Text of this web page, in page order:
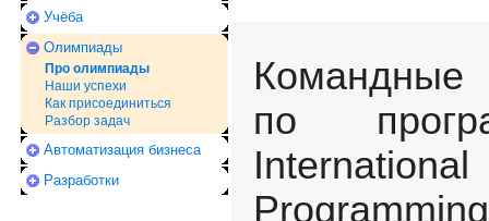
Учёба
Олимпиады
Про олимпиады
Наши успехи
Как присоединиться
Разбор задач
Автоматизация бизнеса
Разработки
по